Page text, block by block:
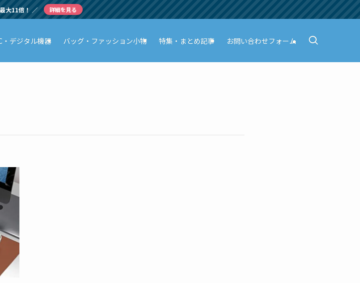
大11倍！ ／ 詳細を見る
・デジタル機器 バッグ・ファッション小物 特集・まとめ記事 お問い合わせフォーム